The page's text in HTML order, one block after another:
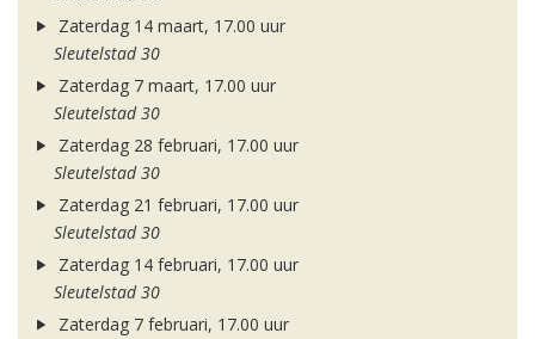
Zaterdag 14 maart, 17.00 uur
Sleutelstad 30
Zaterdag 7 maart, 17.00 uur
Sleutelstad 30
Zaterdag 28 februari, 17.00 uur
Sleutelstad 30
Zaterdag 21 februari, 17.00 uur
Sleutelstad 30
Zaterdag 14 februari, 17.00 uur
Sleutelstad 30
Zaterdag 7 februari, 17.00 uur